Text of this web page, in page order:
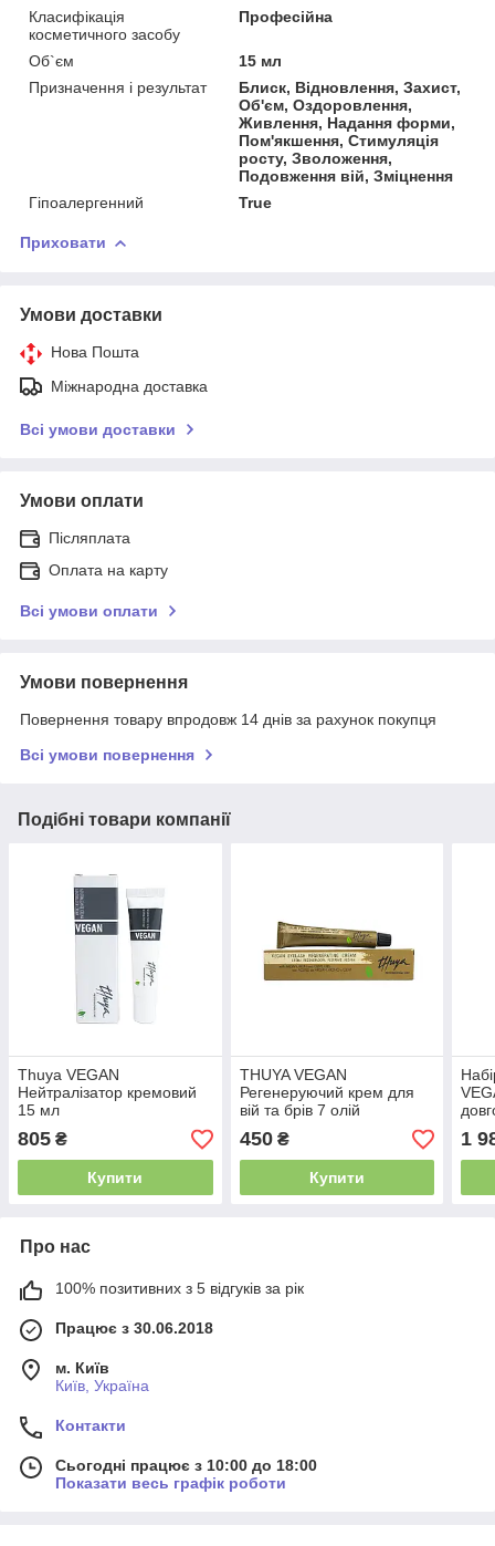
Класифікація
косметичного засобу
Професійна
Об`єм
15 мл
Призначення і результат
Блиск, Відновлення, Захист,
Об'єм, Оздоровлення,
Живлення, Надання форми,
Пом'якшення, Стимуляція
росту, Зволоження,
Подовження вій, Зміцнення
Гіпоалергенний
True
Приховати
Умови доставки
Нова Пошта
Міжнародна доставка
Всі умови доставки
Умови оплати
Післяплата
Оплата на карту
Всі умови оплати
Умови повернення
Повернення товару впродовж 14 днів за рахунок покупця
Всі умови повернення
Подібні товари компанії
Thuya VEGAN
Нейтралізатор кремовий
15 мл
805 ₴
Купити
THUYA VEGAN
Регенеруючий крем для
вій та брів 7 олій
450₴
Купити
брів
1
Про нас
100% позитивних з 5 відгуків за рік
Працює з 30.06.2018
м. Київ
Київ, Україна
Контакти
Сьогодні працює з 10:00 до 18:00
Показати весь графік роботи